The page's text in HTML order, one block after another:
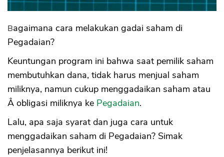
Bagaimana cara melakukan gadai saham di
Pegadaian?
Keuntungan program ini bahwa saat pemilik saham
membutuhkan dana, tidak harus menjual saham
miliknya, namun cukup menggadaikan saham atau
Â obligasi miliknya ke Pegadaian.
Lalu, apa saja syarat dan juga cara untuk
menggadaikan saham di Pegadaian? Simak
penjelasannya berikut ini!